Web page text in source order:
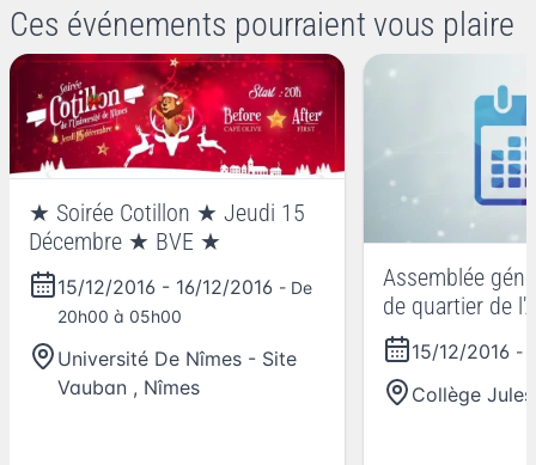
Ces événements pourraient vous plaire
★ Soirée Cotillon ★ Jeudi 15
Décembre ★ BVE ★
15/12/2016 - 16/12/2016 - De
20h00 à 05h00
Université De Nîmes - Site
Vauban , Nîmes
Assemblée
de quartier de
15/12/2016 -
Collège